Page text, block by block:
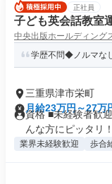
正社員
子ども英会話教室
中央出版ホールディング
学歴不問◆ノルマな
三重県津市栄町
月給23万円～27万
資格 ■未経験者歓
んな方にピッタリ
業界未経験歓迎 歩合